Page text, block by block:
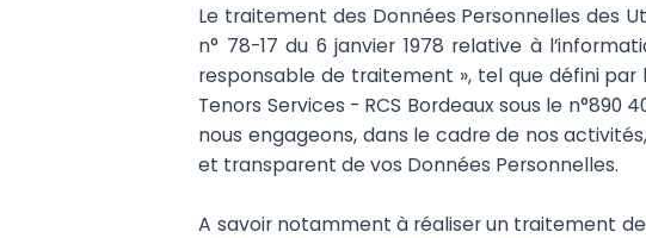
Le traitement des Données Personnelles des
n° 78-17 du 6 janvier 1978 relative à
responsable de traitement », tel que défini par
Tenors Services - RCS Bordeaux sous le n°890
nous engageons, dans le cadre de nos
et transparent de vos Données Personnelles.
A savoir notamment à réaliser un traitement